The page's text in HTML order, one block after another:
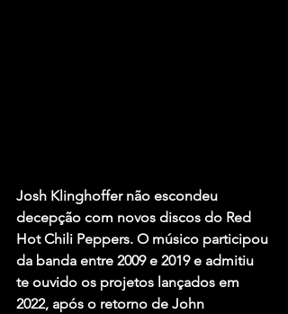
Josh Klinghoffer não escondeu
decepção com novos discos do Red
Hot Chili Peppers. O músico participou
da banda entre 2009 e 2019 e admitiu
te ouvido os projetos lançados em
2022, após o retorno de John